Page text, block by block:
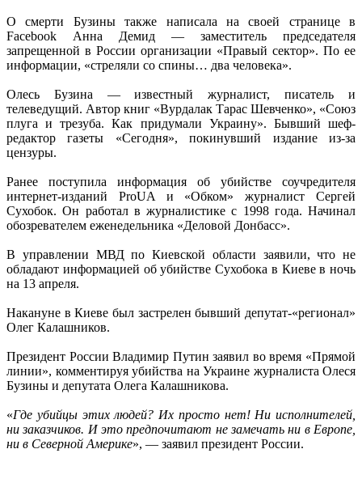
О смерти Бузины также написала на своей странице в
Facebook Анна Демид — заместитель председателя
запрещенной в России организации «Правый сектор». По ее
информации, «стреляли со спины… два человека».
Олесь Бузина — известный журналист, писатель и
телеведущий. Автор книг «Вурдалак Тарас Шевченко», «Союз
плуга и трезуба. Как придумали Украину». Бывший шеф-
редактор газеты «Сегодня», покинувший издание из-за
цензуры.
Ранее поступила информация об убийстве соучредителя
интернет-изданий ProUA и «Обком» журналист Сергей
Сухобок. Он работал в журналистике с 1998 года. Начинал
обозревателем еженедельника «Деловой Донбасс».
В управлении МВД по Киевской области заявили, что не
обладают информацией об убийстве Сухобока в Киеве в ночь
на 13 апреля.
Накануне в Киеве был застрелен бывший депутат-«регионал»
Олег Калашников.
Президент России Владимир Путин заявил во время «Прямой
линии», комментируя убийства на Украине журналиста Олеся
Бузины и депутата Олега Калашникова.
«Где убийцы этих людей? Их просто нет! Ни исполнителей,
ни заказчиков. И это предпочитают не замечать ни в Европе,
ни в Северной Америке», — заявил президент России.